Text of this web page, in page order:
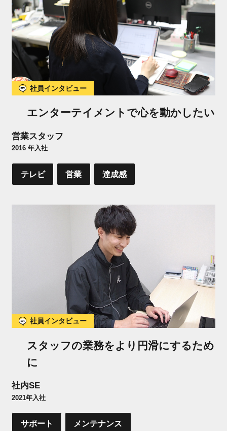
社員インタビュー
エンターテイメントで心を動かしたい
営業スタッフ
2016 年入社
テレビ 営業 達成感
社員インタビュー
スタッフの業務をより円滑にするため
に
社内SE
2021年入社
サポート メンテナンス